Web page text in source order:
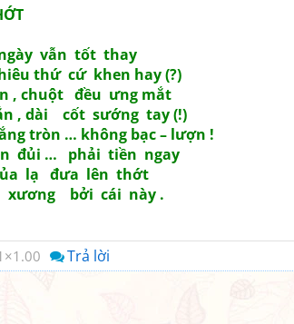
vẫn tốt thay
thứ cứ khen hay (?)
, chuột đều ưng mắt
, dài cốt sướng tay (!)
tròn … không bạc – lượn !
đủi … phải tiền ngay
lạ đưa lên thớt
xương bởi cái này .
1.00 Trả lời